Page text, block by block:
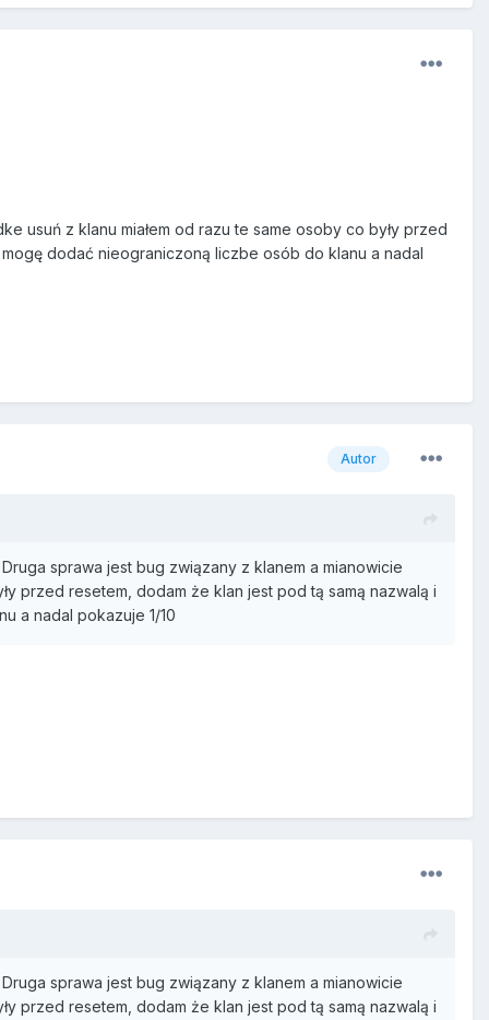
usuń z klanu miałem od razu te same osoby co były przed
dodać nieograniczoną liczbe osób do klanu a nadal
Autor
sprawa jest bug związany z klanem a mianowicie
przed resetem, dodam że klan jest pod tą samą nazwalą i
a nadal pokazuje 1/10
sprawa jest bug związany z klanem a mianowicie
przed resetem, dodam że klan jest pod tą samą nazwalą i